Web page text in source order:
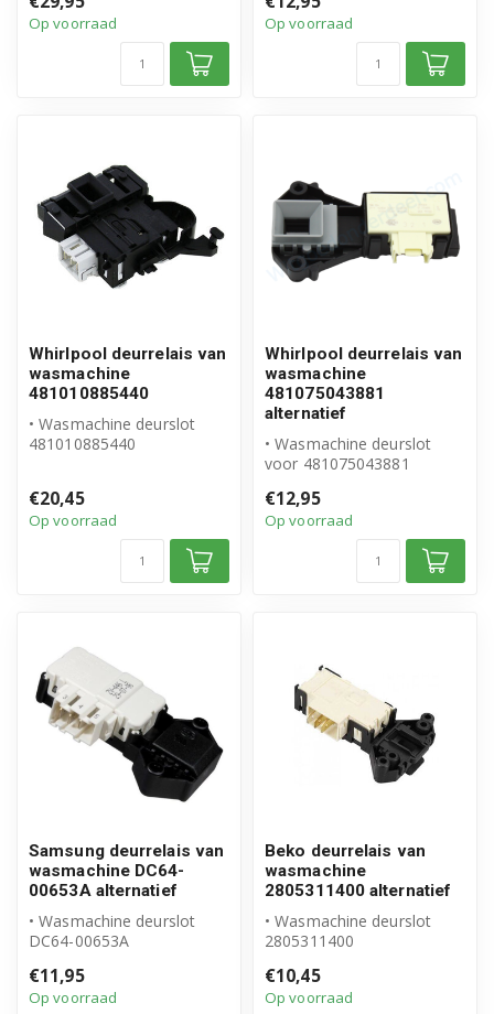
product
• Deurrelais, 3 ...
Op voorraad Op voorraad
Whirlpool deurrelais van
wasmachine
481010885440
• Wasmachine deurslot
481010885440
€20,45
Op voorraad
Whirlpool deurrelais van
wasmachine
481075043881
alternatief
• Wasmachine deurslot
voor 481075043881
• Hoogwaardi...
€12,95
Op voorraad
Samsung deurrelais van
wasmachine DC64-
00653A alternatief
• Wasmachine deurslot
DC64-00653A
• Hoogwaardig altern...
€11,95
Op voorraad
Beko deurrelais van
wasmachine
2805311400 alternatief
• Wasmachine deurslot
2805311400
• Hoogwaardig alternatie...
€10,45
Op voorraad